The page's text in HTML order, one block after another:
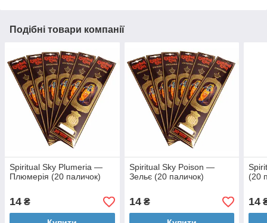
Подібні товари компанії
Spiritual Sky Plumeria —
Плюмерія (20 паличок)
14 ₴
Spiritual Sky Poison —
Зельє (20 паличок)
14₴
(20
14